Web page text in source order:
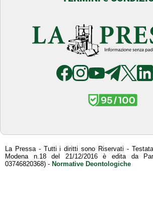
La Pressa - Tutti i diritti sono Riservati -
Modena n.18 del 21/12/2016 è edita da
03746820368) - Normative Deontologiche